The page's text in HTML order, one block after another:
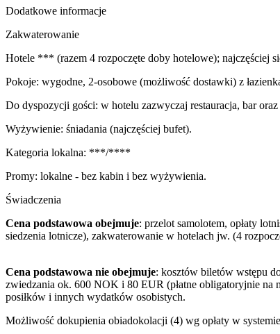
Dodatkowe informacje
Zakwaterowanie
Hotele *** (razem 4 rozpoczęte doby hotelowe); najczęściej
Pokoje: wygodne, 2-osobowe (możliwość dostawki) z
Do dyspozycji gości: w hotelu zazwyczaj restauracja, bar oraz
Wyżywienie: śniadania (najczęściej bufet).
Kategoria lokalna: ***/****
Promy: lokalne - bez kabin i bez wyżywienia.
Świadczenia
Cena podstawowa obejmuje: przelot samolotem, opłaty
siedzenia lotnicze), zakwaterowanie w hotelach jw. (4
Cena podstawowa nie obejmuje: kosztów biletów wstępu
zwiedzania ok. 600 NOK i 80 EUR (płatne obligatoryjnie
posiłków i innych wydatków osobistych.
Możliwość dokupienia obiadokolacji (4) wg opłaty w